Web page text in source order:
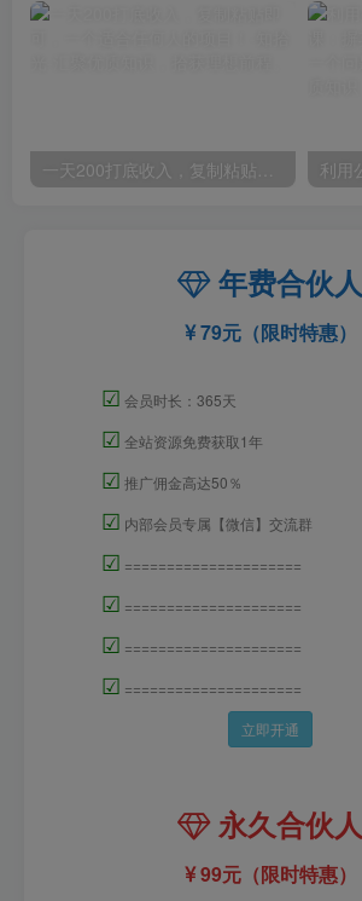
年费合伙人
79元（限时特惠）
☑ 会员时长：365天
☑ 全站资源免费获取1年
☑ 推广佣金高达50％
☑ 内部会员专属【微信】交流群
☑ =====================
☑ =====================
☑ =====================
☑ =====================
立即开通
永久合伙人
99元（限时特惠）